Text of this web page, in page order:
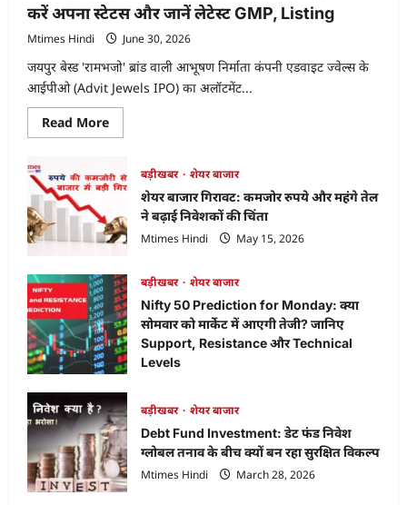
करें अपना स्टेटस और जानें लेटेस्ट GMP, Listing
Mtimes Hindi June 30, 2026
जयपुर बेस्ड 'रामभजो' ब्रांड वाली आभूषण निर्माता कंपनी एडवाइट ज्वेल्स के
आईपीओ (Advit Jewels IPO) का अलॉटमेंट...
Read MoreRead
more
Jewels
IPO
Allotment
Status:
ऐसे
चेक
करें
स्टेटस
और
जानें
लेटेस्ट
GMP,
Listing
बड़ीखबर
शेयर बाजार
शेयर बाजार गिरावट: कमजोर रुपये और महंगे तेल
ने बढ़ाई निवेशकों की चिंता
Mtimes Hindi
May 15, 2026
बड़ीखबर
शेयर बाजार
Nifty 50 Prediction for Monday: क्या
सोमवार को मार्केट में आएगी तेजी? जानिए
Support, Resistance और Technical
Levels
बड़ीखबर
शेयर बाजार
Debt Fund Investment: डेट फंड निवेश
ग्लोबल तनाव के बीच क्यों बन रहा सुरक्षित विकल्प
Mtimes Hindi
March 28, 2026